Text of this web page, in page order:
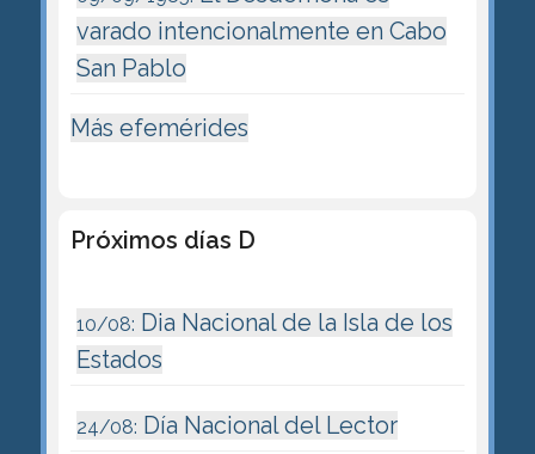
varado intencionalmente en Cabo
San Pablo
Más efemérides
Próximos días D
10/08: Dia Nacional de la Isla de los
Estados
24/08: Día Nacional del Lector